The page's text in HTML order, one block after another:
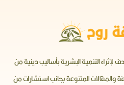
التنمية البشرية بأساليب دينية من
والمقالات المتنوعة بجانب استشارات من